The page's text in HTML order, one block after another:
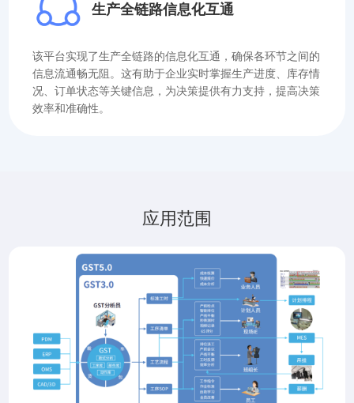
生产全链路信息化互通
该平台实现了生产全链路的信息化互通，确保各环节之间的
信息流通畅无阻。这有助于企业实时掌握生产进度、库存情
况、订单状态等关键信息，为决策提供有力支持，提高决策
效率和准确性。
应用范围